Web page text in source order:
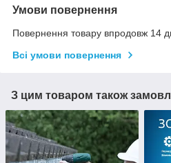
Умови повернення
Повернення товару впродовж 14
Всі умови повернення
З цим товаром також